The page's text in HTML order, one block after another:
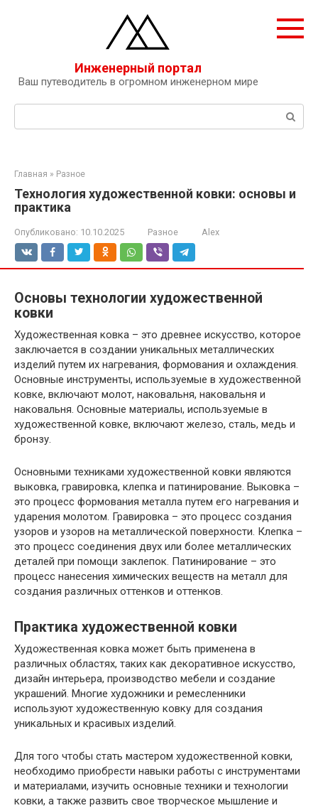
Инженерный портал
Ваш путеводитель в огромном инженерном мире
Поиск:
Главная » Разное
Технология художественной ковки: основы и
практика
Опубликовано: 10.10.2025 Разное Alex
Основы технологии художественной
ковки
Художественная ковка – это древнее искусство, которое
заключается в создании уникальных металлических
изделий путем их нагревания, формования и охлаждения.
Основные инструменты, используемые в художественной
ковке, включают молот, наковальня, наковальня и
наковальня. Основные материалы, используемые в
художественной ковке, включают железо, сталь, медь и
бронзу.
Основными техниками художественной ковки являются
выковка, гравировка, клепка и патинирование. Выковка –
это процесс формования металла путем его нагревания и
ударения молотом. Гравировка – это процесс создания
узоров и узоров на металлической поверхности. Клепка –
это процесс соединения двух или более металлических
деталей при помощи заклепок. Патинирование – это
процесс нанесения химических веществ на металл для
создания различных оттенков и оттенков.
Практика художественной ковки
Художественная ковка может быть применена в
различных областях, таких как декоративное искусство,
дизайн интерьера, производство мебели и создание
украшений. Многие художники и ремесленники
используют художественную ковку для создания
уникальных и красивых изделий.
Для того чтобы стать мастером художественной ковки,
необходимо приобрести навыки работы с инструментами
и материалами, изучить основные техники и технологии
ковки, а также развить свое творческое мышление и